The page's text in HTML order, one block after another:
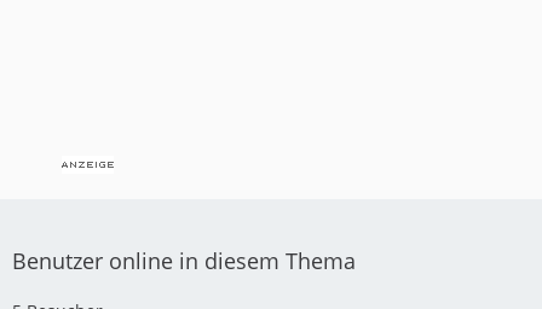
Benutzer online in diesem Thema